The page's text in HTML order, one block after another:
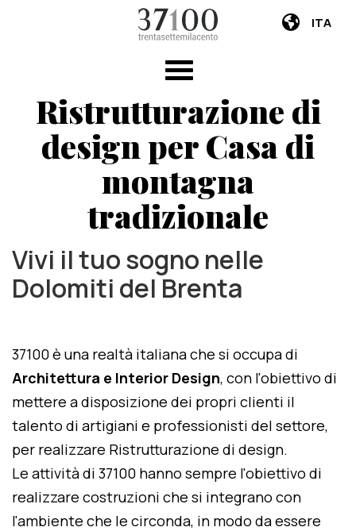
ITA
Ristrutturazione di
design per Casa di
montagna
tradizionale
Vivi il tuo sogno nelle
Dolomiti del Brenta
37100 è una realtà italiana che si occupa di
Architettura e Interior Design, con l'obiettivo di
mettere a disposizione dei propri clienti il
talento di artigiani e professionisti del settore,
per realizzare Ristrutturazione di design.
Le attività di 37100 hanno sempre l'obiettivo di
realizzare costruzioni che si integrano con
l'ambiente che le circonda, in modo da essere